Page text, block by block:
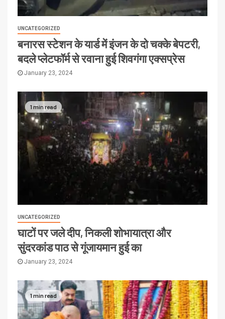
UNCATEGORIZED
बनारस स्टेशन के यार्ड में इंजन के दो चक्के बेपटरी,
बदले प्लेटफॉर्म से रवाना हुई शिवगंगा एक्सप्रेस
January 23, 2024
1 min read
UNCATEGORIZED
घाटों पर जले दीप, निकली शोभायात्रा और
सुंदरकांड पाठ से गूंजायमान हुई का
January 23, 2024
1 min read